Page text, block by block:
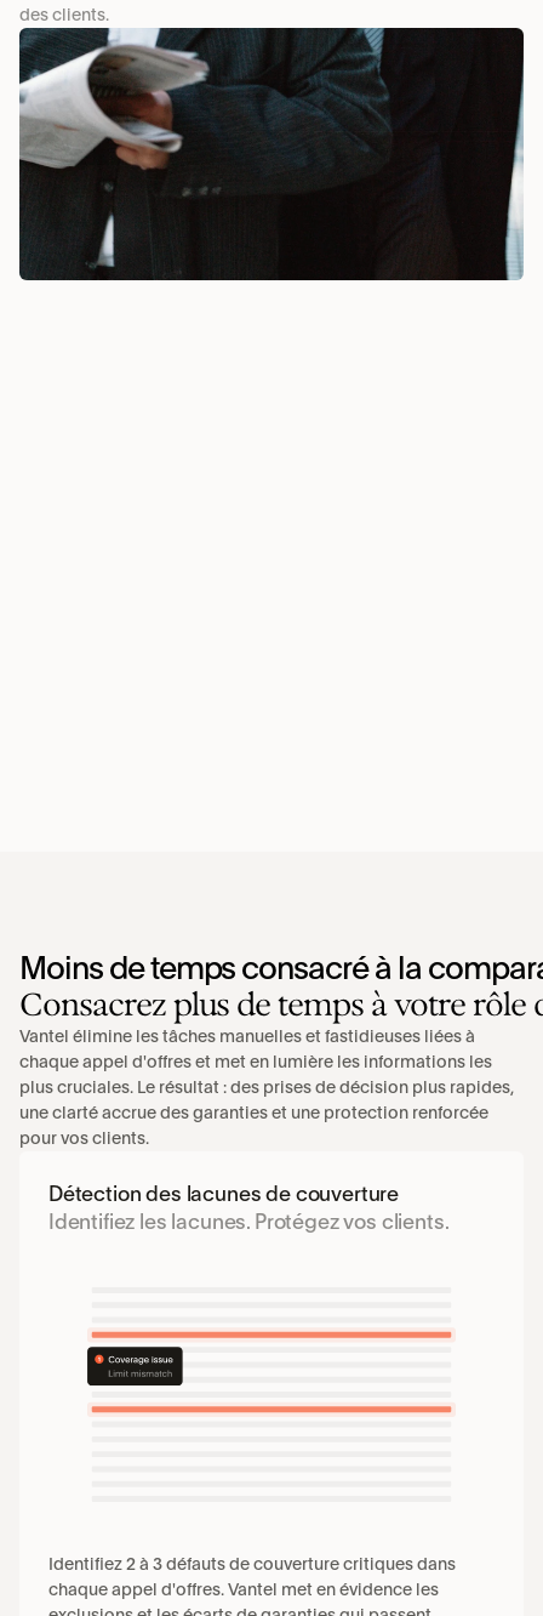
des clients.
Vantel élimine les tâches manuelles et fastidieuses liées à
chaque appel d'offres et met en lumière les informations les
plus cruciales. Le résultat : des prises de décision plus rapides,
une clarté accrue des garanties et une protection renforcée
pour vos clients.
Moins de temps consacré à la
Consacrez plus de temps à votre rôle
Détection des lacunes de couverture
Identifiez les lacunes. Protégez vos clients.
Identifiez 2 à 3 défauts de couverture critiques dans
chaque appel d'offres. Vantel met en évidence les